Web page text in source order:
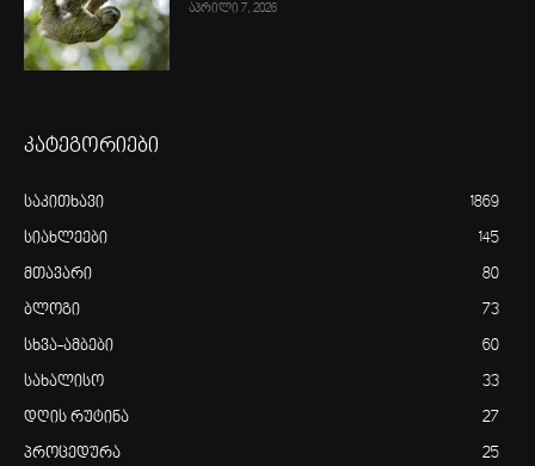
აპრილი 7, 2026
კატეგორიები
საკითხავი 1869
სიახლეები 145
მთავარი 80
ბლოგი 73
სხვა-ამბები 60
სახალისო 33
დღის რუტინა 27
პროცედურა 25